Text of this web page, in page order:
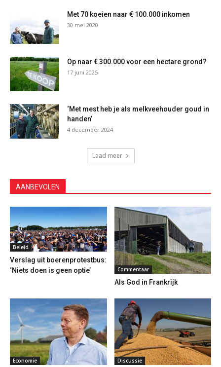
Met 70 koeien naar € 100.000 inkomen
30 mei 2020
Op naar € 300.000 voor een hectare grond?
17 juni 2025
‘Met mest heb je als melkveehouder goud in
handen’
4 december 2024
Laad meer
AANBEVOLEN
Beleid
Verslag uit boerenprotestbus:
‘Niets doen is geen optie’
Commentaar
Als God in Frankrijk
Economie Discussie